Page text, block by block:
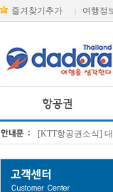
즐겨찾기추가 여행정
방콕 데일리투어